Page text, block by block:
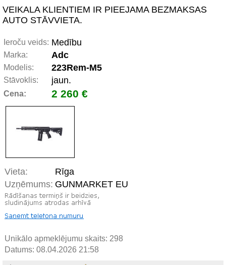
VEIKALA KLIENTIEM IR PIEEJAMA BEZMAKSAS
AUTO STĀVVIETA.
Ieroču veids: Medību
Marka: Adc
Modelis: 223Rem-M5
Stāvoklis: jaun.
Cena: 2 260 €
Vieta:
Rīga
Uzņēmums: GUNMARKET EU
Unikālo apmeklējumu skaits: 298
Datums: 08.04.2026 21:58